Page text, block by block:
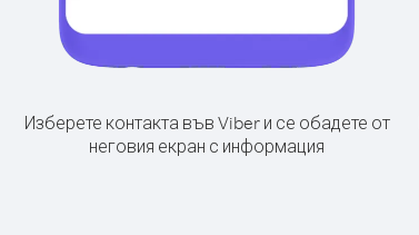
Изберете контакта във Viber и се обадете от
неговия екран с информация